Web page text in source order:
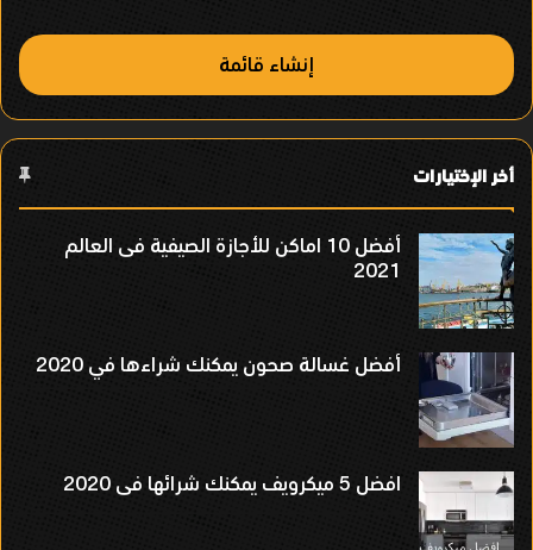
إنشاء قائمة
أخر الإختيارات
أفضل 10 اماكن للأجازة الصيفية فى العالم
2021
أفضل غسالة صحون يمكنك شراءها في 2020
افضل 5 ميكرويف يمكنك شرائها فى 2020